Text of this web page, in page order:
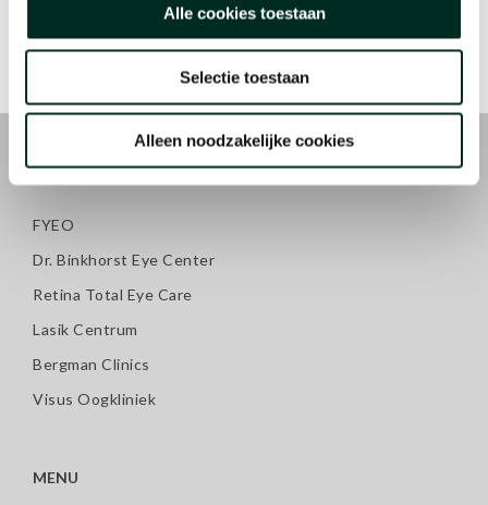
Alle cookies toestaan
Selectie toestaan
Alleen noodzakelijke cookies
KLINIEKEN
FYEO
Dr. Binkhorst Eye Center
Retina Total Eye Care
Lasik Centrum
Bergman Clinics
Visus Oogkliniek
MENU